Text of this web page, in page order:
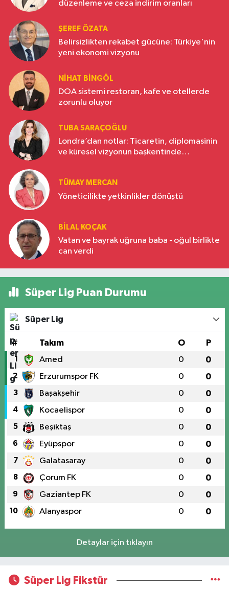
düzenleme ve ceza indirim oranları
ŞEREF ÖZATA
Belirsizlikten rekabet gücüne: Türkiye'nin
yeni ekonomi vizyonu
NIHAT BINGÖL
DOA sistemi restoran, kafe ve otellerde
zorunlu oluyor
TUBA SARAÇOĞLU
Londra’dan notlar: Ticaretin, diplomasinin
ve küresel vizyonun başkentinde
TÜMAY MERCAN
Yöneticilikte yetkinlikler dönüştü
BILAL KOÇAK
Vatan ve bayrak uğruna baba - oğul birlikte
can verdi
Süper Lig Puan Durumu
Süper Lig
# Takım O P
1 Amed 0 0
2 Erzurumspor FK 0 0
3 Başakşehir 0 0
4 Kocaelispor 0 0
5 Beşiktaş 0 0
6 Eyüpspor 0 0
7 Galatasaray 0 0
8 Çorum FK 0 0
9 Gaziantep FK 0 0
10 Alanyaspor 0 0
Detaylar için tıklayın
Süper Lig Fikstür